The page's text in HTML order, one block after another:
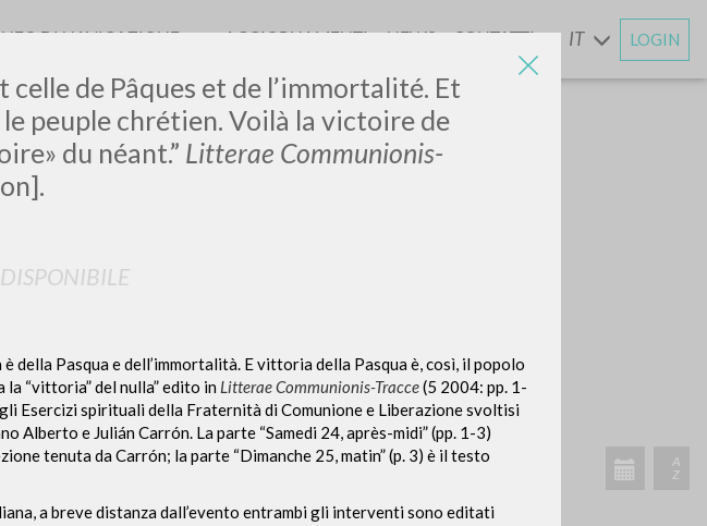
celle de Pâques et de l’immortalité. Et
le peuple chrétien. Voilà la victoire de
du néant.” Litterae Communionis-
della Pasqua e dell’immortalità. E vittoria della Pasqua è, così, il popolo
“vittoria” del nulla” edito in Litterae Communionis-Tracce(5 2004: pp. 1-
Esercizi spirituali della Fraternità di Comunione e Liberazione svoltisi
Alberto e Julián Carrón. La parte “Samedi 24, après-midi” (pp. 1-3)
tenuta da Carrón; la parte “Dimanche 25, matin” (p. 3) è il testo
a breve distanza dall’evento entrambi gli interventi sono editati
DI NAVIGAZIONE AGGIORNAMENTIENEWS CONTATTI IT LOGIN